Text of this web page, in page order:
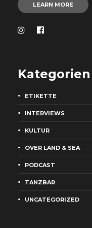
LEARN MORE
Kategorien
ETIKETTE
INTERVIEWS
KULTUR
OVER LAND & SEA
PODCAST
TANZBAR
UNCATEGORIZED